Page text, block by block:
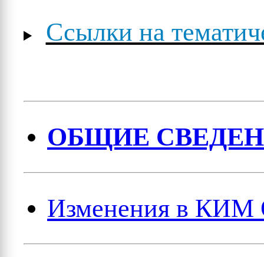
Ссылки на
ОБЩИЕ
Изменения в КИМ